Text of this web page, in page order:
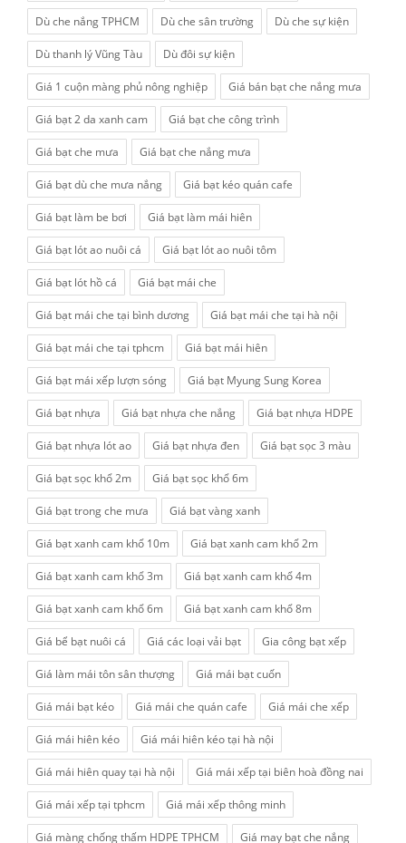
Dù che nắng TPHCM Dù che sân trường Dù che sự kiện
Dù thanh lý Vũng Tàu Dù đôi sự kiện
Giá 1 cuộn màng phủ nông nghiệp Giá bán bạt che nắng mưa
Giá bạt 2 da xanh cam Giá bạt che công trình
Giá bạt che mưa Giá bạt che nắng mưa
Giá bạt dù che mưa nắng Giá bạt kéo quán cafe
Giá bạt làm be bơi Giá bạt làm mái hiên
Giá bạt lót ao nuôi cá Giá bạt lót ao nuôi tôm
Giá bạt lót hồ cá Giá bạt mái che
Giá bạt mái che tại bình dương Giá bạt mái che tại hà nội
Giá bạt mái che tại tphcm Giá bạt mái hiên
Giá bạt mái xếp lượn sóng Giá bạt Myung Sung Korea
Giá bạt nhựa Giá bạt nhựa che nắng Giá bạt nhựa HDPE
Giá bạt nhựa lót ao Giá bạt nhựa đen Giá bạt sọc 3 màu
Giá bạt sọc khổ 2m Giá bạt sọc khổ 6m
Giá bạt trong che mưa Giá bạt vàng xanh
Giá bạt xanh cam khổ 10m Giá bạt xanh cam khổ 2m
Giá bạt xanh cam khổ 3m Giá bạt xanh cam khổ 4m
Giá bạt xanh cam khổ 6m Giá bạt xanh cam khổ 8m
Giá bể bạt nuôi cá Giá các loại vải bạt Gia công bạt xếp
Giá làm mái tôn sân thượng Giá mái bạt cuốn
Giá mái bạt kéo Giá mái che quán cafe Giá mái che xếp
Giá mái hiên kéo Giá mái hiên kéo tại hà nội
Giá mái hiên quay tại hà nội Giá mái xếp tại biên hoà đồng nai
Giá mái xếp tại tphcm Giá mái xếp thông minh
Giá màng chống thấm HDPE TPHCM Giá may bạt che nắng